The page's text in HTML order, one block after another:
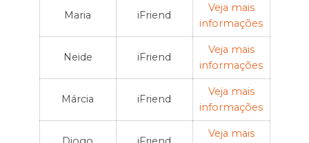
Maria iFriend
Veja mais
informações
Neide iFriend
Veja mais
informações
Márcia iFriend
Veja mais
informações
Veja mais